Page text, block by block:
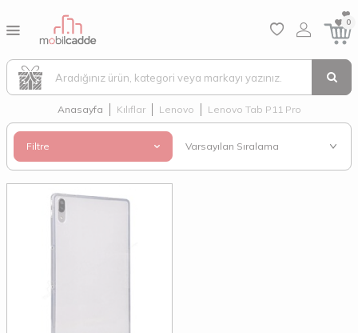
0
Anasayfa Kılıflar Lenovo Lenovo Tab P11 Pro
Filtre